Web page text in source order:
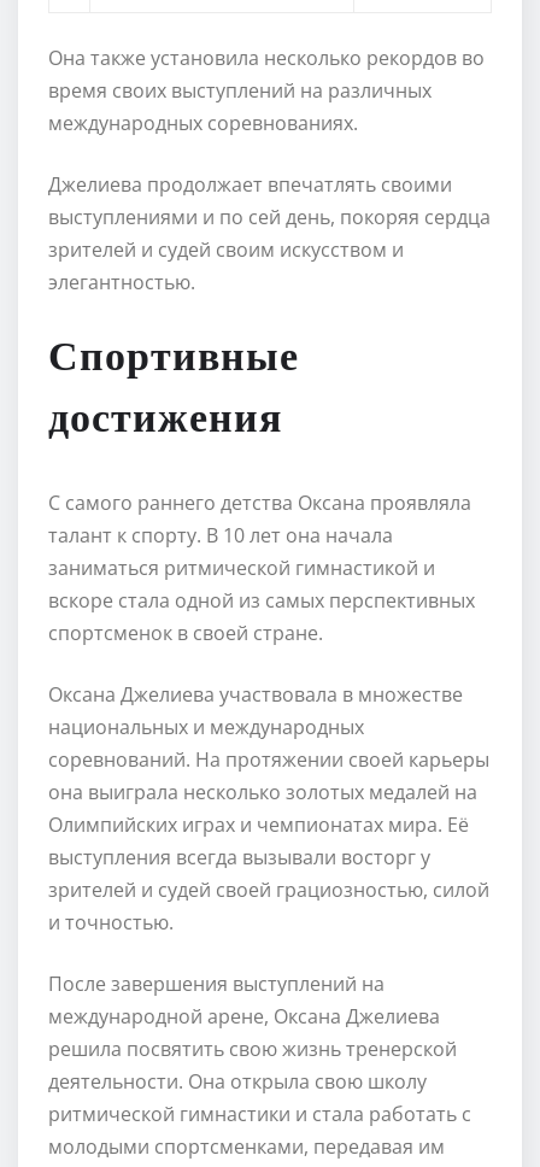
Она также установила несколько рекордов во
время своих выступлений на различных
международных соревнованиях.
Джелиева продолжает впечатлять своими
выступлениями и по сей день, покоряя сердца
зрителей и судей своим искусством и
элегантностью.
Спортивные
достижения
С самого раннего детства Оксана проявляла
талант к спорту. В 10 лет она начала
заниматься ритмической гимнастикой и
вскоре стала одной из самых перспективных
спортсменок в своей стране.
Оксана Джелиева участвовала в множестве
национальных и международных
соревнований. На протяжении своей карьеры
она выиграла несколько золотых медалей на
Олимпийских играх и чемпионатах мира. Её
выступления всегда вызывали восторг у
зрителей и судей своей грациозностью, силой
и точностью.
После завершения выступлений на
международной арене, Оксана Джелиева
решила посвятить свою жизнь тренерской
деятельности. Она открыла свою школу
ритмической гимнастики и стала работать с
молодыми спортсменками, передавая им